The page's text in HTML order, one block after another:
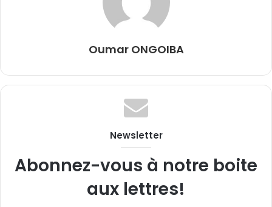
Oumar ONGOIBA
Newsletter
Abonnez-vous à notre boite
aux lettres!